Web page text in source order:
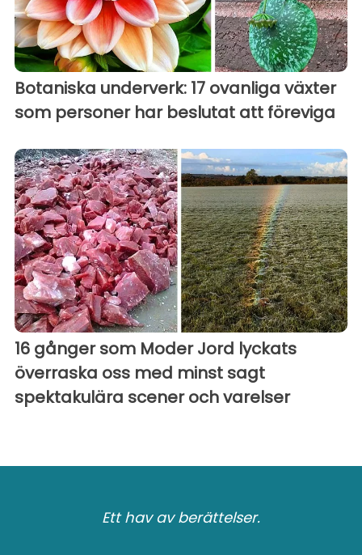
Botaniska underverk: 17 ovanliga växter
som personer har beslutat att föreviga
16 gånger som Moder Jord lyckats
överraska oss med minst sagt
spektakulära scener och varelser
Ett hav av berättelser.